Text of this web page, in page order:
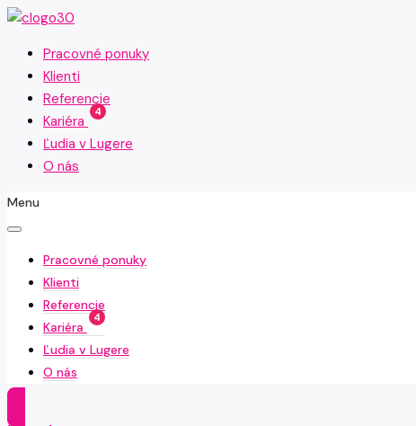
Pracovné ponuky
Klienti
Referencie
Kariéra
4
Ľudia v Lugere
O nás
Menu
Pracovné ponuky
Klienti
Referencie
Kariéra
4
Ľudia v Lugere
O nás